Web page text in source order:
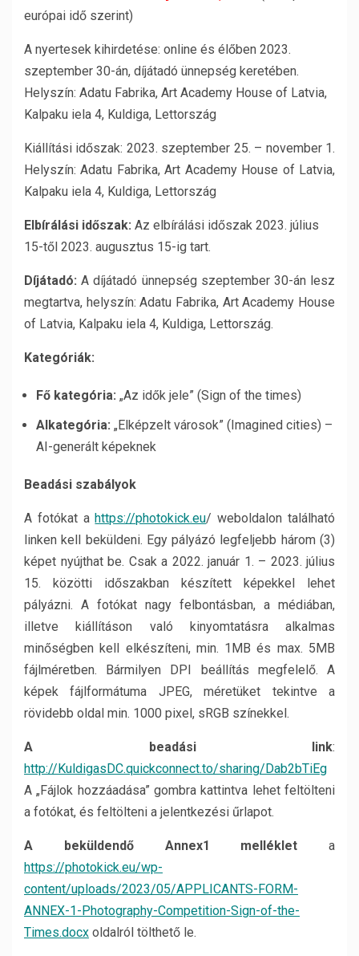
európai idő szerint)
A nyertesek kihirdetése: online és élőben 2023.
szeptember 30-án, díjátadó ünnepség keretében.
Helyszín: Adatu Fabrika, Art Academy House of Latvia,
Kalpaku iela 4, Kuldiga, Lettország
Kiállítási időszak: 2023. szeptember 25. – november 1.
Helyszín: Adatu Fabrika, Art Academy House of Latvia,
Kalpaku iela 4, Kuldiga, Lettország
Elbírálási időszak: Az elbírálási időszak 2023. július
15-től 2023. augusztus 15-ig tart.
Díjátadó:A díjátadó ünnepség szeptember 30-án lesz
megtartva, helyszín: Adatu Fabrika, Art Academy House
of Latvia, Kalpaku iela 4, Kuldiga, Lettország.
Kategóriák:
Fő kategória: „Az idők jele” (Sign of the times)
Alkategória: „Elképzelt városok” (Imagined cities) –
AI-generált képeknek
Beadási szabályok
A fotókat ahttps://photokick.eu/ weboldalon található
linken kell beküldeni. Egy pályázó legfeljebb három (3)
képet nyújthat be. Csak a 2022. január 1. – 2023. július
15. közötti időszakban készített képekkel lehet
pályázni. A fotókat nagy felbontásban, a médiában,
illetve kiállításon való kinyomtatásra alkalmas
minőségben kell elkészíteni, min. 1MB és max. 5MB
fájlméretben. Bármilyen DPI beállítás megfelelő. A
képek fájlformátuma JPEG, méretüket tekintve a
rövidebb oldal min. 1000 pixel, sRGB színekkel.
A beadási link:
http://KuldigasDC.quickconnect.to/sharing/Dab2bTiEg
A „Fájlok hozzáadása” gombra kattintva lehet feltölteni
a fotókat, és feltölteni a jelentkezési űrlapot.
A beküldendő Annex1 melléklet a
https://photokick.eu/wp-
content/uploads/2023/05/APPLICANTS-FORM-
ANNEX-1-Photography-Competition-Sign-of-the-
Times.docx oldalról tölthető le.